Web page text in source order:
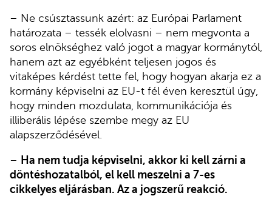
– Ne csúsztassunk azért: az Európai Parlament
határozata – tessék elolvasni – nem megvonta a
soros elnökséghez való jogot a magyar kormánytól,
hanem azt az egyébként teljesen jogos és
vitaképes kérdést tette fel, hogy hogyan akarja ez a
kormány képviselni az EU-t fél éven keresztül úgy,
hogy minden mozdulata, kommunikációja és
illiberális lépése szembe megy az EU
alapszerződésével.
– Ha nem tudja képviselni, akkor ki kell zárni a
döntéshozatalból, el kell meszelni a 7-es
cikkelyes eljárásban. Az a jogszerű reakció.